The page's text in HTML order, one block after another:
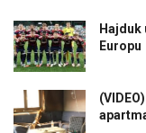
Europu